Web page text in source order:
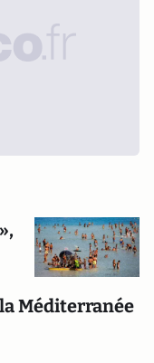
Méditerranée